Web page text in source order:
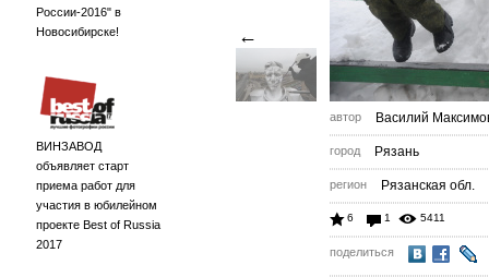
России-2016" в
Новосибирске!
ВИНЗАВОД
объявляет старт
приема работ для
участия в юбилейном
проекте Best of Russia
2017
←
автор Василий
город Рязань
регион Рязанская обл.
6 1 5411
поделиться